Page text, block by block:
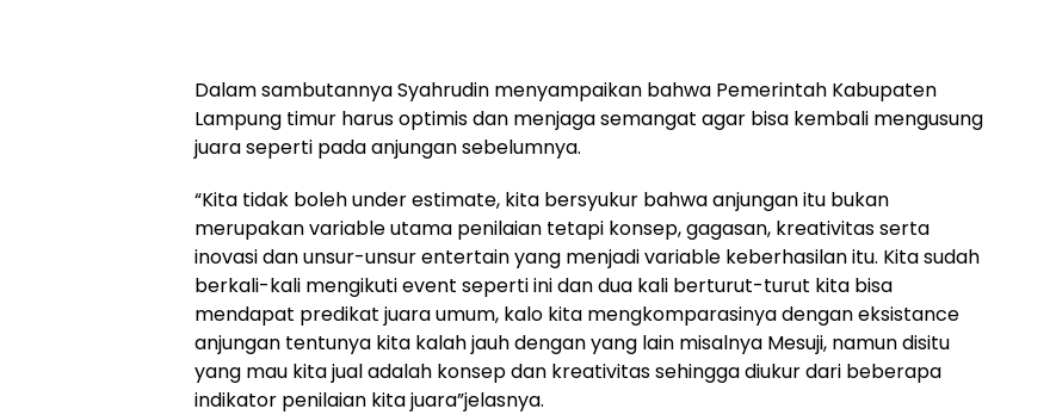
Dalam sambutannya Syahrudin menyampaikan bahwa Pemerintah Kabupaten
Lampung timur harus optimis dan menjaga semangat agar bisa kembali mengusung
juara seperti pada anjungan sebelumnya.
“Kita tidak boleh under estimate, kita bersyukur bahwa anjungan itu bukan
merupakan variable utama penilaian tetapi konsep, gagasan, kreativitas serta
inovasi dan unsur-unsur entertain yang menjadi variable keberhasilan itu. Kita sudah
berkali-kali mengikuti event seperti ini dan dua kali berturut-turut kita bisa
mendapat predikat juara umum, kalo kita mengkomparasinya dengan eksistance
anjungan tentunya kita kalah jauh dengan yang lain misalnya Mesuji, namun disitu
yang mau kita jual adalah konsep dan kreativitas sehingga diukur dari beberapa
indikator penilaian kita juara”jelasnya.